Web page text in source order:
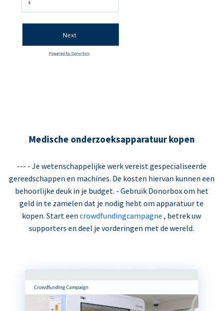
Medische onderzoeksapparatuur kopen
--- - Je wetenschappelijke werk vereist gespecialiseerde
gereedschappen en machines. De kosten hiervan kunnen een
behoorlijke deuk in je budget. - Gebruik Donorbox om het
geld in te zamelen dat je nodig hebt om apparatuur te
kopen. Start een crowdfundingcampagne , betrek uw
supporters en deel je vorderingen met de wereld.